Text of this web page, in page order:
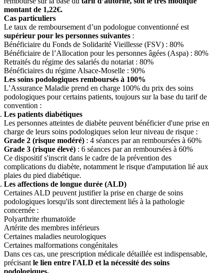
montant de 1,22€.
Cas particuliers
Le taux de remboursement d’un podologue conventionné est
supérieur pour les personnes suivantes :
Bénéficiaire du Fonds de Solidarité Vieillesse (FSV) : 80%
Bénéficiaire de l’Allocation pour les personnes âgées (Aspa) : 80%
Retraités du régime des salariés du notariat : 80%
Bénéficiaires du régime Alsace-Moselle : 90%
Les soins podologiques remboursés à 100%
L’Assurance Maladie prend en charge 100% du prix des soins
podologiques pour certains patients, toujours sur la base du tarif de
convention :
Les patients diabétiques
Les personnes atteintes de diabète peuvent bénéficier d'une prise en
charge de leurs soins podologiques selon leur niveau de risque :
Grade 2 (risque modéré) : 4 séances par an remboursées à 60%
Grade 3 (risque élevé) : 6 séances par an remboursées à 60%
Ce dispositif s'inscrit dans le cadre de la prévention des
complications du diabète, notamment le risque d'amputation lié aux
plaies du pied diabétique.
Les affections de longue durée (ALD)
Certaines ALD peuvent justifier la prise en charge de soins
podologiques lorsqu'ils sont directement liés à la pathologie
concernée :
Polyarthrite rhumatoïde
Artérite des membres inférieurs
Certaines maladies neurologiques
Certaines malformations congénitales
Dans ces cas, une prescription médicale détaillée est indispensable,
précisant le lien entre l'ALD et la nécessité des soins
podologiques.